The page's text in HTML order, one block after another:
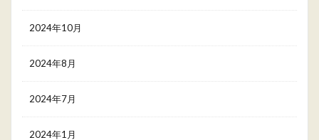
2024年10月
2024年8月
2024年7月
2024年1月